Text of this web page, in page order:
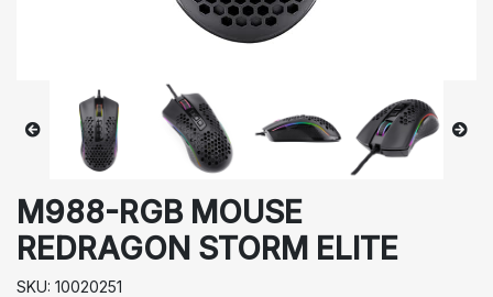
M988-RGB MOUSE
REDRAGON STORM ELITE
SKU: 10020251